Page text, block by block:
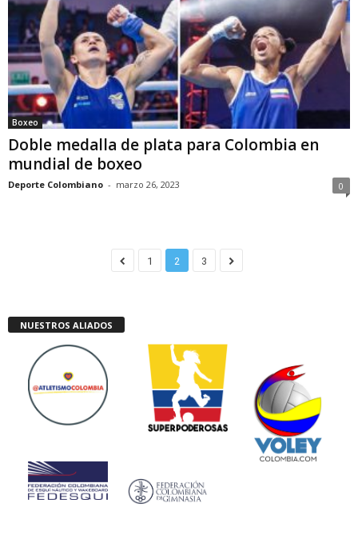
Boxeo
Doble medalla de plata para Colombia en
mundial de boxeo
Deporte Colombiano - marzo 26, 2023 0
1 2 3
NUESTROS ALIADOS